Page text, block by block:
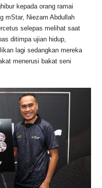
kepada orang ramai
mStar, Niezam Abdullah
selepas melihat saat
ditimpa ujian hidup,
lagi sedangkan mereka
menerusi bakat seni